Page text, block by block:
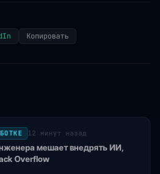
Копировать
12 минут назад
мешает внедрять ИИ,
Overflow